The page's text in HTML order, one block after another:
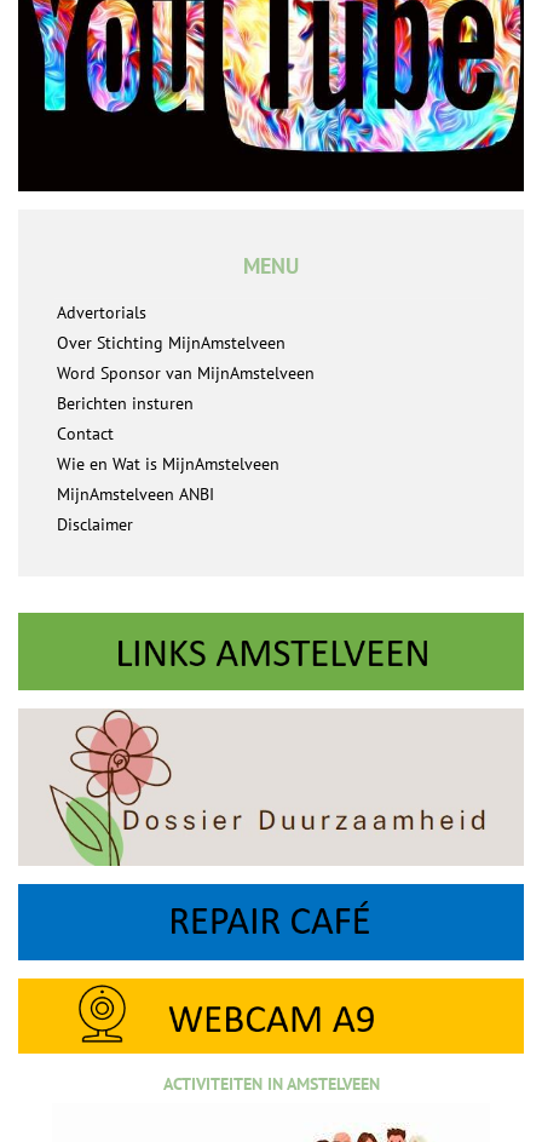
MENU
Advertorials
Over Stichting MijnAmstelveen
Word Sponsor van MijnAmstelveen
Berichten insturen
Contact
Wie en Wat is MijnAmstelveen
MijnAmstelveen ANBI
Disclaimer
ACTIVITEITEN IN AMSTELVEEN